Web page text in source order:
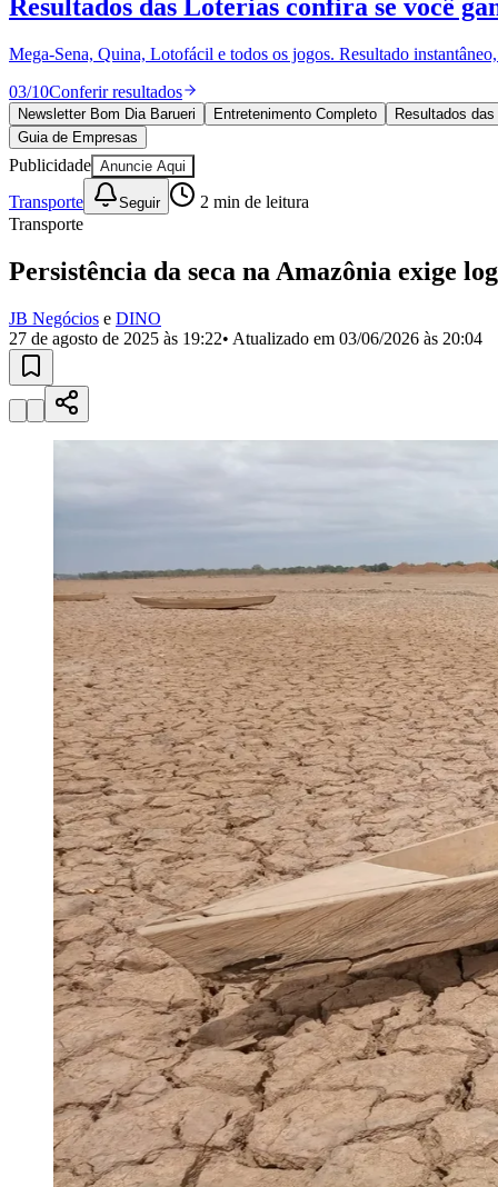
Política
Esportes
Segurança
Cultura
Meio Ambiente
Obras
Educação
Bairros de Barueri
Selecione sua região Para notícias da sua região
AldeiaAldeia da Serra
MilitarItapevi JandiraJardim Audir Jardim BelvalJardim Califórnia
CristinaJardim Maria Helena
Aldeinha
CondeVila Engenho Novo
Para Sua Empresa
Turismo
Segurança Regional
Hospitais Estaduais
Parques & Represas
Cidades da Região
Santana de ParnaíbaOsascoCarapicuíbaJandiraItapeviCotiaPirapora
Para Sua Empresa
Anuncie Regional
Guia de Empresas
Vagas na RegiãoNovo
Hub de Negócios
Guia Comercial
Selo Verificado
Portal Educacional
Agenda de Vestibulares
Vagas de Emprego
Concursos
Panorama Econômico
Panorama Econômico
Para Sua Empresa
Anuncie no Portal
Verificar EmpresaNovo
Anunciar VagasNovo
Publicidade Legal
Resultados das Loterias confira se você
Mega-Sena, Quina, Lotofácil e todos os jogos. Resultado
03/10Conferir resultados
Newsletter Bom Dia Barueri Entretenimento Completo Resultados
Guia de Empresas
Publicidade Anuncie Aqui
Transporte Seguir 2 min de leitura
Transporte
Persistência da seca na Amazônia exige
JB Negócios e DINO
27 de agosto de 2025 às 19:22• Atualizado em 03/06/2026 às 20:04